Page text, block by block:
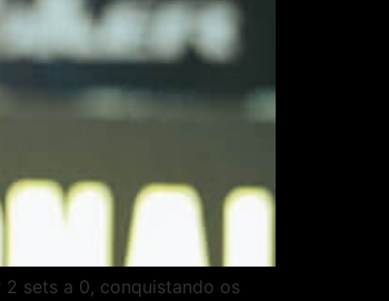
sets a 0, conquistando os